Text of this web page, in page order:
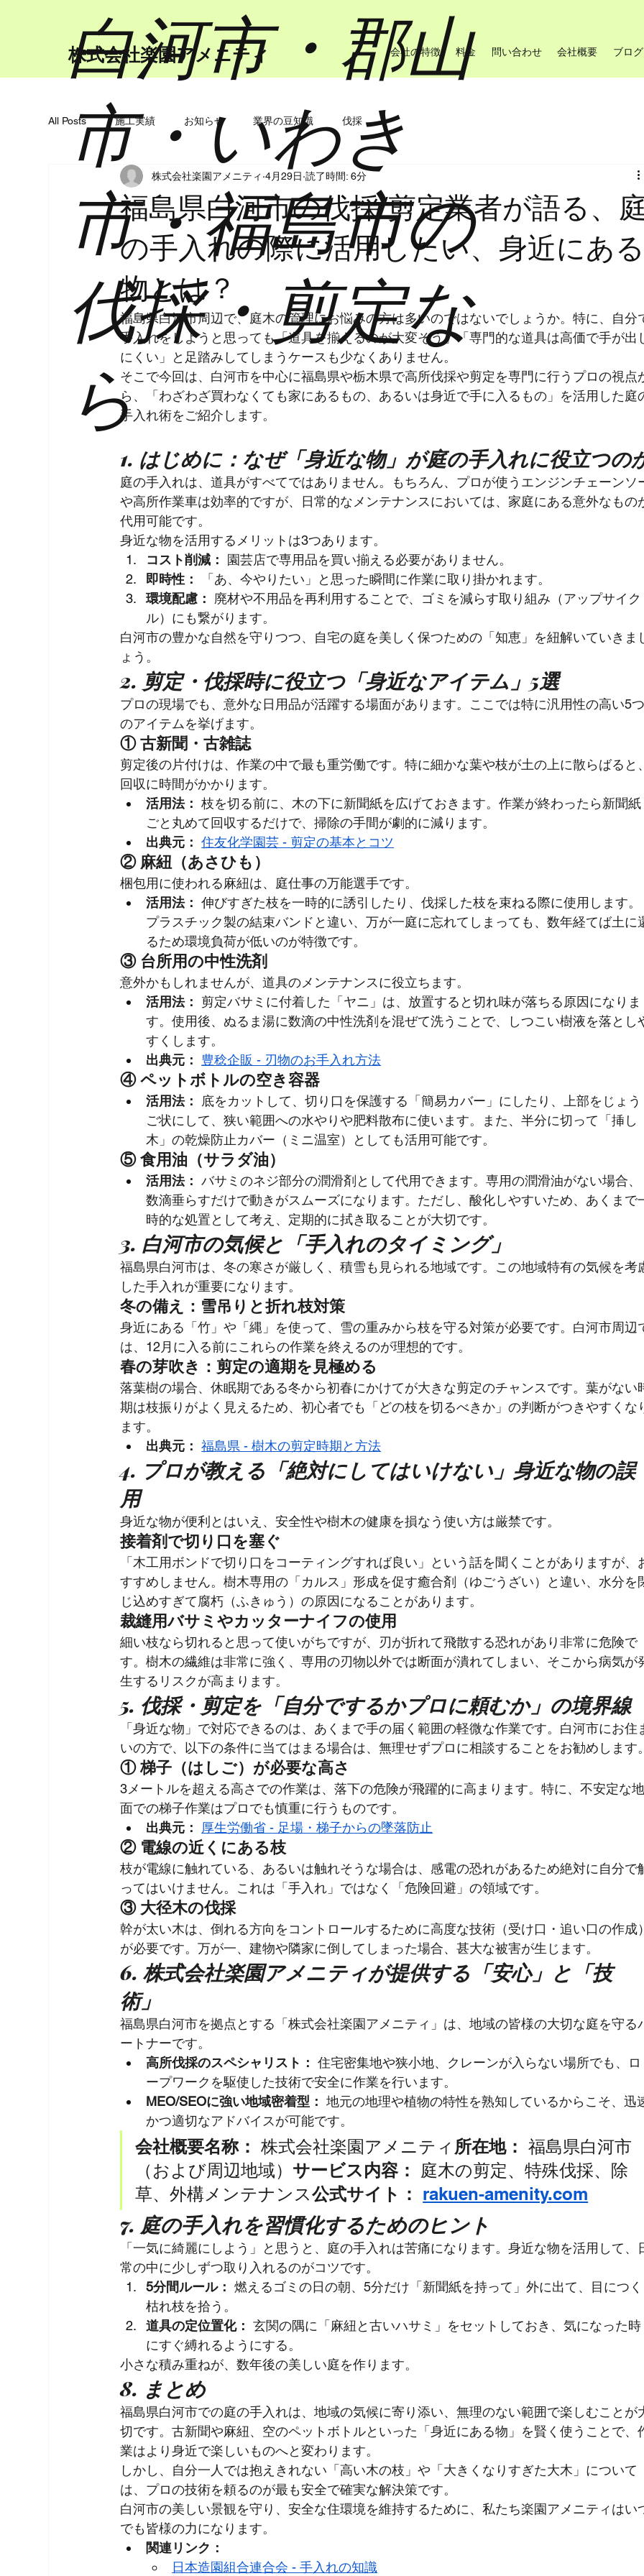
​白河市・郡山
市・いわき
市・福島市の
伐採・剪定な
ら
​株式会社楽園アメニティ 会社の特徴 料金 問い合わせ 会社概要 ブログ
All Posts 施工実績 お知らせ 業界の豆知識 伐採
福島県白河市の伐採/剪定業者が語る、
の手入れの際に活用したい、身近にある
物とは？
株式会社楽園アメニティ 4月29日 読了時間: 6分
福島県白河市周辺で、庭木の管理にお悩みの方は多いのではないでしょうか。特に、自分
手入れをしようと思っても「道具を揃えるのが大変そう」「専門的な道具は高価で手が出
にくい」と足踏みしてしまうケースも少なくありません。
そこで今回は、白河市を中心に福島県や栃木県で高所伐採や剪定を専門に行うプロの視点
ら、「わざわざ買わなくても家にあるもの、あるいは身近で手に入るもの」を活用した庭
手入れ術をご紹介します。
1. はじめに：なぜ「身近な物」が庭の手入れに役立つの
庭の手入れは、道具がすべてではありません。もちろん、プロが使うエンジンチェーンソ
や高所作業車は効率的ですが、日常的なメンテナンスにおいては、家庭にある意外なもの
代用可能です。
身近な物を活用するメリットは3つあります。
コスト削減：
園芸店で専用品を買い揃える必要がありません。
即時性：
「あ、今やりたい」と思った瞬間に作業に取り掛かれます。
環境配慮：
廃材や不用品を再利用することで、ゴミを減らす取り組み（アップサイク
ル）にも繋がります。
白河市の豊かな自然を守りつつ、自宅の庭を美しく保つための「知恵」を紐解いていきま
ょう。
2. 剪定・伐採時に役立つ「身近なアイテム」5選
プロの現場でも、意外な日用品が活躍する場面があります。ここでは特に汎用性の高い5つ
のアイテムを挙げます。
① 古新聞・古雑誌
剪定後の片付けは、作業の中で最も重労働です。特に細かな葉や枝が土の上に散らばると、
回収に時間がかかります。
活用法： 枝を切る前に、木の下に新聞紙を広げておきます。作業が終わったら新聞紙
ごと丸めて回収するだけで、掃除の手間が劇的に減ります。
出典元： 住友化学園芸 - 剪定の基本とコツ
② 麻紐（あさひも）
梱包用に使われる麻紐は、庭仕事の万能選手です。
活用法： 伸びすぎた枝を一時的に誘引したり、伐採した枝を束ねる際に使用します。
プラスチック製の結束バンドと違い、万が一庭に忘れてしまっても、数年経てば土に
るため環境負荷が低いのが特徴です。
③ 台所用の中性洗剤
意外かもしれませんが、道具のメンテナンスに役立ちます。
活用法：
剪定バサミに付着した「ヤニ」は、放置すると切れ味が落ちる原因になりま
す。使用後、ぬるま湯に数滴の中性洗剤を混ぜて洗うことで、しつこい樹液を落とし
すくします。
出典元：
豊稔企販 - 刃物のお手入れ方法
④ ペットボトルの空き容器
活用法：
底をカットして、切り口を保護する「簡易カバー」にしたり、上部をじょう
ご状にして、狭い範囲への水やりや肥料散布に使います。また、半分に切って「挿し
木」の乾燥防止カバー（ミニ温室）としても活用可能です。
⑤ 食用油（サラダ油）
活用法： バサミのネジ部分の潤滑剤として代用できます。専用の潤滑油がない場合、
数滴垂らすだけで動きがスムーズになります。ただし、酸化しやすいため、あくまで
時的な処置として考え、定期的に拭き取ることが大切です。
3. 白河市の気候と「手入れのタイミング」
福島県白河市は、冬の寒さが厳しく、積雪も見られる地域です。この地域特有の気候を考
した手入れが重要になります。
冬の備え：雪吊りと折れ枝対策
身近にある「竹」や「縄」を使って、雪の重みから枝を守る対策が必要です。白河市周辺
は、12月に入る前にこれらの作業を終えるのが理想的です。
春の芽吹き：剪定の適期を見極める
落葉樹の場合、休眠期である冬から初春にかけてが大きな剪定のチャンスです。葉がない
期は枝振りがよく見えるため、初心者でも「どの枝を切るべきか」の判断がつきやすくな
ます。
出典元： 福島県 - 樹木の剪定時期と方法
4. プロが教える「絶対にしてはいけない」身近な物の誤
用
身近な物が便利とはいえ、安全性や樹木の健康を損なう使い方は厳禁です。
接着剤で切り口を塞ぐ
「木工用ボンドで切り口をコーティングすれば良い」という話を聞くことがありますが、
すすめしません。樹木専用の「カルス」形成を促す癒合剤（ゆごうざい）と違い、水分を
じ込めすぎて腐朽（ふきゅう）の原因になることがあります。
裁縫用バサミやカッターナイフの使用
細い枝なら切れると思って使いがちですが、刃が折れて飛散する恐れがあり非常に危険で
す。樹木の繊維は非常に強く、専用の刃物以外では断面が潰れてしまい、そこから病気が
生するリスクが高まります。
5. 伐採・剪定を「自分でするかプロに頼むか」の境界線
「身近な物」で対応できるのは、あくまで手の届く範囲の軽微な作業です。白河市にお住
いの方で、以下の条件に当てはまる場合は、無理せずプロに相談することをお勧めします。
① 梯子（はしご）が必要な高さ
3メートルを超える高さでの作業は、落下の危険が飛躍的に高まります。特に、不安定な地
面での梯子作業はプロでも慎重に行うものです。
出典元：
厚生労働省 - 足場・梯子からの墜落防止
② 電線の近くにある枝
枝が電線に触れている、あるいは触れそうな場合は、感電の恐れがあるため絶対に自分で
ってはいけません。これは「手入れ」ではなく「危険回避」の領域です。
③ 大径木の伐採
幹が太い木は、倒れる方向をコントロールするために高度な技術（受け口・追い口の作成）
が必要です。万が一、建物や隣家に倒してしまった場合、甚大な被害が生じます。
6. 株式会社楽園アメニティが提供する「安心」と「技
術」
福島県白河市を拠点とする「株式会社楽園アメニティ」は、地域の皆様の大切な庭を守る
ートナーです。
高所伐採のスペシャリスト： 住宅密集地や狭小地、クレーンが入らない場所でも、ロ
ープワークを駆使した技術で安全に作業を行います。
MEO/SEOに強い地域密着型： 地元の地理や植物の特性を熟知しているからこそ、迅
かつ適切なアドバイスが可能です。
会社概要名称： 株式会社楽園アメニティ 所在地： 福島県白河市
（および周辺地域） サービス内容：
庭木の剪定、特殊伐採、除
草、外構メンテナンス公式サイト： rakuen-amenity.com
7. 庭の手入れを習慣化するためのヒント
「一気に綺麗にしよう」と思うと、庭の手入れは苦痛になります。身近な物を活用して、
常の中に少しずつ取り入れるのがコツです。
5分間ルール： 燃えるゴミの日の朝、5分だけ「新聞紙を持って」外に出て、目につく
枯れ枝を拾う。
道具の定位置化： 玄関の隅に「麻紐と古いハサミ」をセットしておき、気になった時
にすぐ縛れるようにする。
小さな積み重ねが、数年後の美しい庭を作ります。
8. まとめ
福島県白河市での庭の手入れは、地域の気候に寄り添い、無理のない範囲で楽しむことが
切です。古新聞や麻紐、空のペットボトルといった「身近にある物」を賢く使うことで、
業はより身近で楽しいものへと変わります。
しかし、自分一人では抱えきれない「高い木の枝」や「大きくなりすぎた大木」について
は、プロの技術を頼るのが最も安全で確実な解決策です。
白河市の美しい景観を守り、安全な住環境を維持するために、私たち楽園アメニティはい
でも皆様の力になります。
関連リンク：
日本造園組合連合会 - 手入れの知識